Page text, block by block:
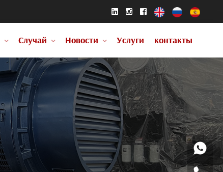
Случай Новости Услуги контакты